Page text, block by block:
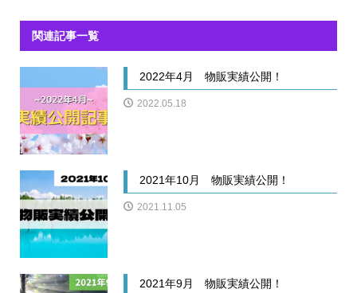
関連記事一覧
2022年4月 物販実績公開！
2022.05.18
2021年10月 物販実績公開！
2021.11.05
2021年9月 物販実績公開！